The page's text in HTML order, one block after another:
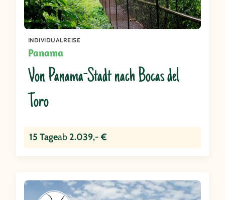
INDIVIDUALREISE
Panama
Von Panama-Stadt nach Bocas del
Toro
15 Tageab 2.039,- €